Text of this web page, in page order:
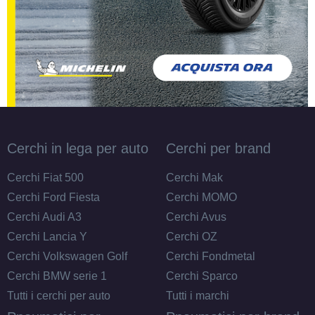
215/80 R15 112S 10PR C
FR M+S
Disponibile
255/70 R15 112T BSW
255/70 R15 112T FR
M+S XL
Disponibile
Cerchi in lega per auto
Cerchi Fiat 500
Cerchi Ford Fiesta
Cerchi Audi A3
Cerchi Lancia Y
Cerchi Volkswagen Golf
Cerchi BMW serie 1
Tutti i cerchi per auto
Cerchi per brand
Cerchi Mak
Cerchi MOMO
Cerchi Avus
Cerchi OZ
Cerchi Fondmetal
Cerchi Sparco
Tutti i marchi